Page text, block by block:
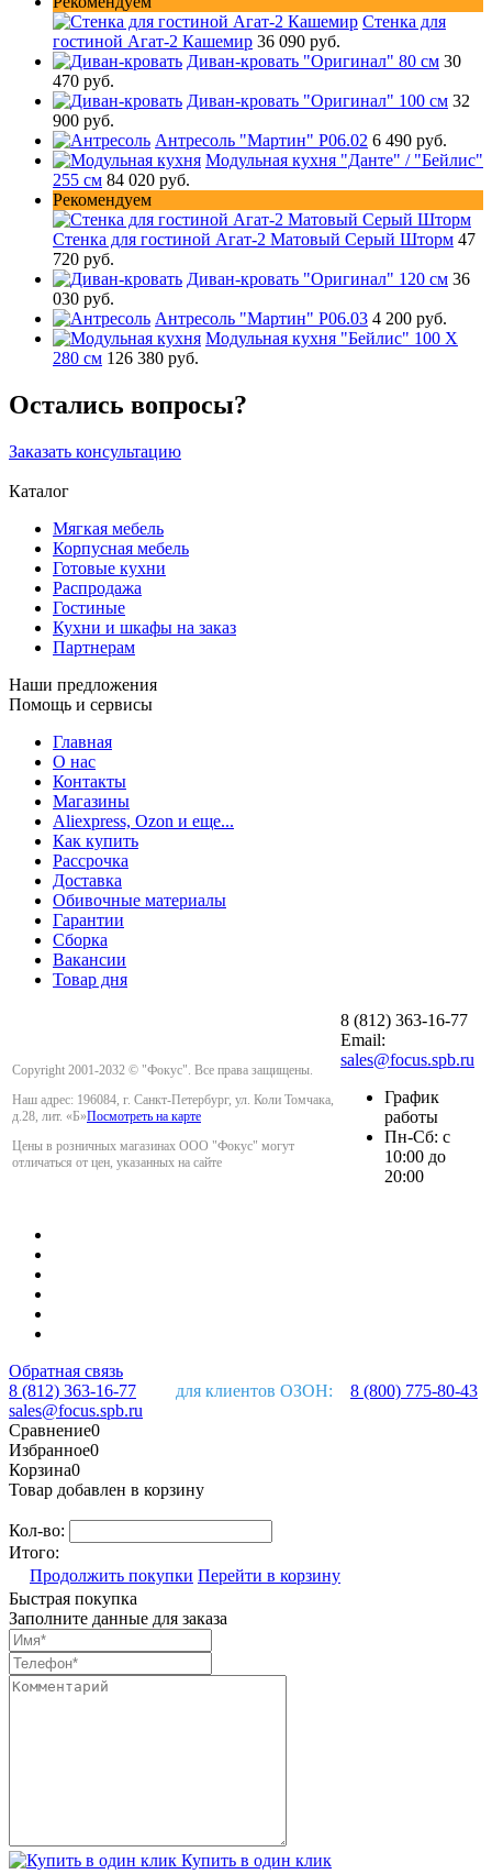
Стенка для
гостиной Агат-2 Кашемир 36 090 руб.
Диван-кровать "Оригинал" 80 см 30
470 руб.
Диван-кровать "Оригинал" 100 см 32
900 руб.
Антресоль "Мартин" Р06.02 6 490 руб.
Модульная кухня "Данте" / "Бейлис"
255 см 84 020 руб.
Рекомендуем
Стенка для гостиной Агат-2 Матовый Серый Шторм 47
720 руб.
Диван-кровать "Оригинал" 120 см 36
030 руб.
Антресоль "Мартин" Р06.03 4 200 руб.
Модульная кухня "Бейлис" 100 Х
280 см 126 380 руб.
Остались вопросы?
Заказать консультацию
Каталог
Мягкая мебель
Корпусная мебель
Готовые кухни
Распродажа
Гостиные
Кухни и шкафы на заказ
Партнерам
Наши предложения
Помощь и сервисы
Главная
О нас
Контакты
Магазины
Aliexpress, Ozon и еще...
Как купить
Рассрочка
Доставка
Обивочные материалы
Гарантии
Сборка
Вакансии
Товар дня
Copyright 2001-2032 © "Фокус". Все права защищены.
Наш адрес: 196084, г. Санкт-Петербург, ул. Коли Томчака,
д.28, лит. «Б»Посмотреть на карте
Цены в розничных магазинах ООО "Фокус" могут
отличаться от цен, указанных на сайте
8 (812) 363-16-77
Email:
sales@focus.spb.ru
График
работы
Пн-Сб: с
10:00 до
20:00
Обратная связь
8 (812) 363-16-77
для клиентов ОЗОН: 8 (800) 775-80-43
sales@focus.spb.ru
Сравнение0
Избранное0
Корзина0
Товар добавлен в корзину
Кол-во:
Итого:
Продолжить покупки Перейти в корзину
Быстрая покупка
Заполните данные для заказа
Купить в один клик